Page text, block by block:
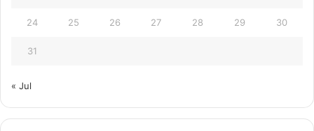
24 25 26 27 28 29 30
31
« Jul